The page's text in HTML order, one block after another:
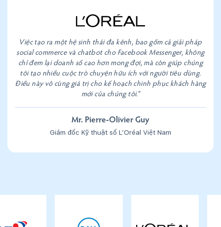
Việc tạo ra một hệ sinh thái đa kênh, bao gồm cả giải pháp
social commerce và chatbot cho Facebook Messenger, không
chỉ đem lại doanh số cao hơn mong đợi, mà còn giúp chúng
tôi tạo nhiều cuộc trò chuyện hữu ích với người tiêu dùng.
Điều này vô cùng giá trị cho kế hoạch chinh phục khách hàng
mới của chúng tôi.”
Mr. Pierre-Olivier Guy
Giám đốc Kỹ thuật số L’Oréal Việt Nam